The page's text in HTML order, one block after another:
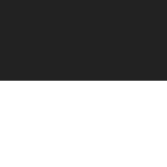
навіґації